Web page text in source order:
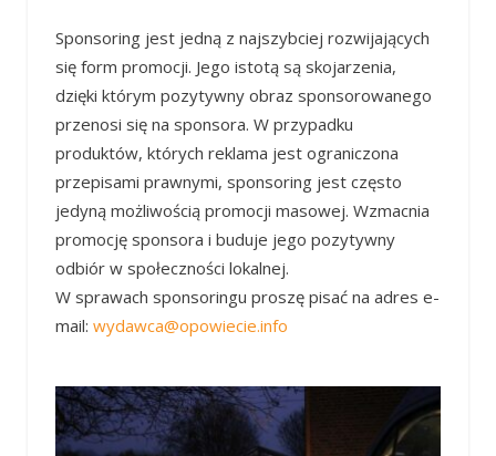
Sponsoring jest jedną z najszybciej rozwijających
się form promocji. Jego istotą są skojarzenia,
dzięki którym pozytywny obraz sponsorowanego
przenosi się na sponsora. W przypadku
produktów, których reklama jest ograniczona
przepisami prawnymi, sponsoring jest często
jedyną możliwością promocji masowej. Wzmacnia
promocję sponsora i buduje jego pozytywny
odbiór w społeczności lokalnej.
W sprawach sponsoringu proszę pisać na adres e-
mail: wydawca@opowiecie.info